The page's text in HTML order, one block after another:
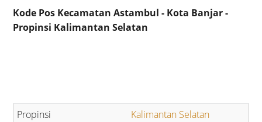
Kode Pos Kecamatan Astambul - Kota Banjar -
Propinsi Kalimantan Selatan
Kalimantan Selatan